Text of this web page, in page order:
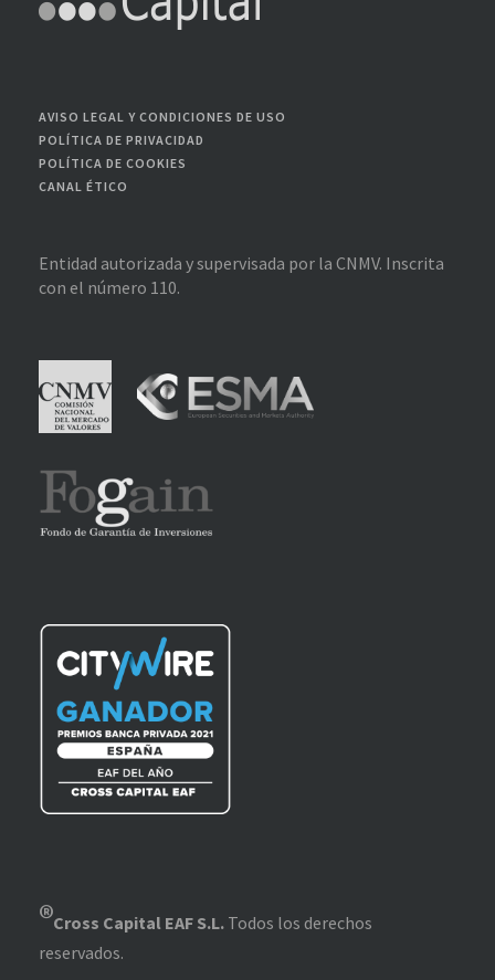
AVISO LEGAL Y CONDICIONES DE USO
POLÍTICA DE PRIVACIDAD
POLÍTICA DE COOKIES
CANAL ÉTICO
Entidad autorizada y supervisada por la CNMV. Inscrita
con el número 110.
®Cross Capital EAF S.L. Todos los derechos
reservados.